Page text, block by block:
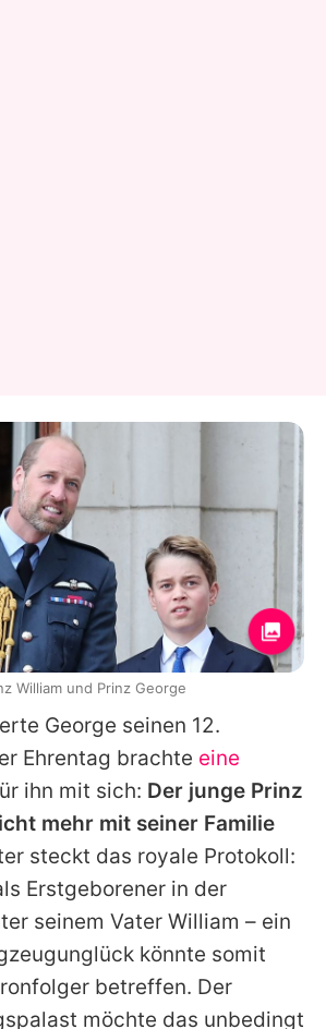
George seinen 12.
Ehrentag brachte eine
ihn mit sich: Der junge Prinz
mehr mit seiner Familie
steckt das royale Protokoll:
Erstgeborener in der
seinem Vater William – ein
könnte somit
betreffen. Der
möchte das unbedingt
William und Prinz George